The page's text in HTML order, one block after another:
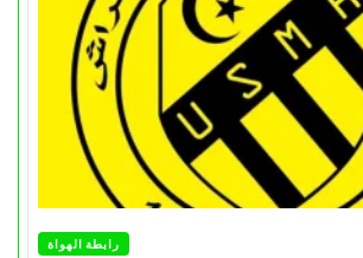
رابطة الهواة